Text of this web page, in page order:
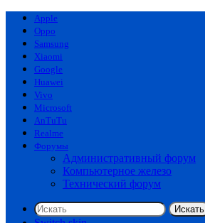
Apple
Oppo
Samsung
Xiaomi
Google
Huawei
Vivo
Microsoft
AnTuTu
Realme
Форумы
Административный форум
Компьютерное железо
Технический форум
Искать